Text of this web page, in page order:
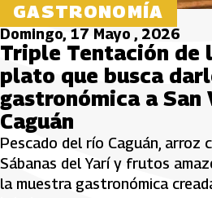
GASTRONOMÍA
Domingo, 17 Mayo , 2026
Triple Tentación de
plato que busca
gastronómica a San
Caguán
Pescado del río Caguán, arroz
Sábanas del Yarí y frutos
la muestra gastronómica